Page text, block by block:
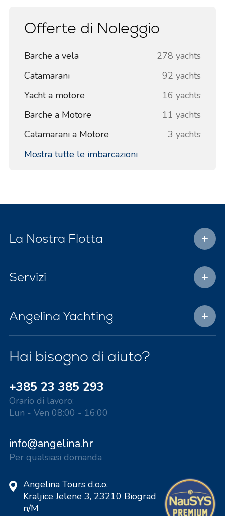
Offerte di Noleggio
Barche a vela
278 yachts
Catamarani
92 yachts
Yacht a motore
16 yachts
Barche a Motore
11 yachts
Catamarani a Motore
3 yachts
Mostra tutte le imbarcazioni
La Nostra Flotta
Servizi
Angelina Yachting
Hai bisogno di aiuto?
+385 23 385 293
Orario di lavoro:
Lun - Ven 08:00 - 16:00
info@angelina.hr
Per qualsiasi domanda
Angelina Tours d.o.o.
Kraljice Jelene 3, 23210 Biograd
n/M